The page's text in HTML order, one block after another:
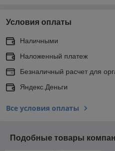
Условия оплаты
Наличными
Наложенный платеж
Безналичный расчет для
Яндекс.Деньги
Все условия оплаты
Подобные товары